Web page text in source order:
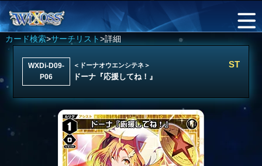
カード検索>サーチリスト>詳細
WXDi-D09-
P06
＜ドーナオウエンシテネ＞
ドーナ『応援してね！』
ST